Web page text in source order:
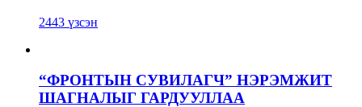
2443 үзсэн
“ФРОНТЫН СУВИЛАГЧ” НЭРЭМЖИТ
ШАГНАЛЫГ ГАРДУУЛЛАА